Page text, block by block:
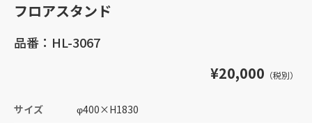
フロアスタンド
品番：HL-3067
¥20,000 （税別）
サイズ φ400×H1830